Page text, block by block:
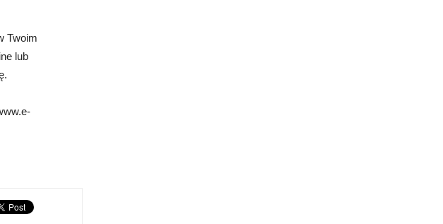
Twoim
lub